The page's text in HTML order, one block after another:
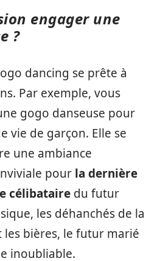
engager une
?
dancing se prête à
Par exemple, vous
gogo danseuse pour
vie de garçon. Elle se
une ambiance
pour la dernière
célibataire du futur
les déhanchés de la
les bières, le futur marié
inoubliable.